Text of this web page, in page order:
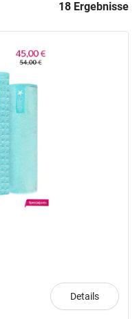
18 Ergebnisse
Details